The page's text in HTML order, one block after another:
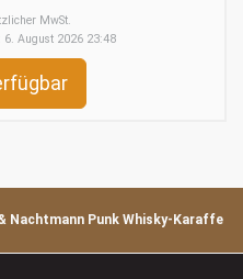
MwSt.
August 2026 23:48
Nachtmann Punk Whisky-Karaffe